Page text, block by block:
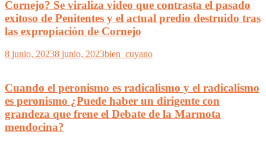
Cornejo? Se viraliza video que contrasta el pasado
exitoso de Penitentes y el actual predio destruido tras
las expropiación de Cornejo
8 junio, 20238 junio, 2023bien_cuyano
Cuando el peronismo es radicalismo y el radicalismo
es peronismo ¿Puede haber un dirigente con
grandeza que frene el Debate de la Marmota
mendocina?